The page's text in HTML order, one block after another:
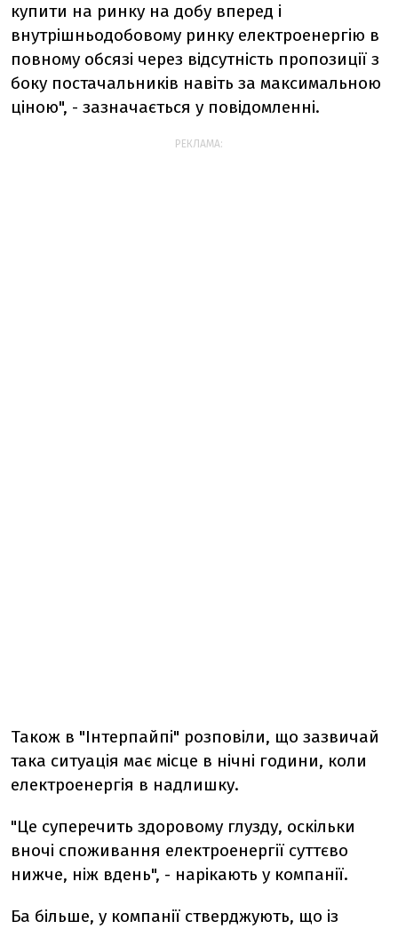
купити на ринку на добу вперед і
внутрішньодобовому ринку електроенергію в
повному обсязі через відсутність пропозиції з
боку постачальників навіть за максимальною
ціною", - зазначається у повідомленні.
РЕКЛАМА:
Також в "Інтерпайпі" розповіли, що зазвичай
така ситуація має місце в нічні години, коли
електроенергія в надлишку.
"Це суперечить здоровому глузду, оскільки
вночі споживання електроенергії суттєво
нижче, ніж вдень", - нарікають у компанії.
Ба більше, у компанії стверджують, що із